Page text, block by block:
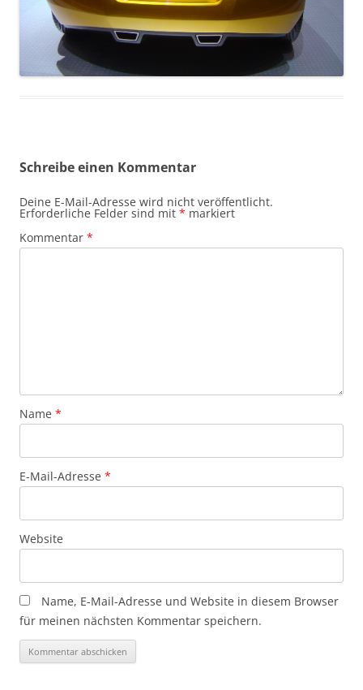
Schreibe einen Kommentar
Deine E-Mail-Adresse wird nicht veröffentlicht.
Erforderliche Felder sind mit * markiert
Kommentar *
Name *
E-Mail-Adresse *
Website
Name, E-Mail-Adresse und Website in diesem Browser
für meinen nächsten Kommentar speichern.